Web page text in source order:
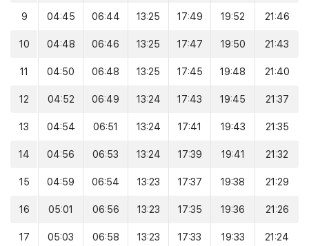
9 04:45 06:44 13:25 17:49 19:52 21:46
10 04:48 06:46 13:25 17:47 19:50 21:43
11 04:50 06:48 13:25 17:45 19:48 21:40
12 04:52 06:49 13:24 17:43 19:45 21:37
13 04:54 06:51 13:24 17:41 19:43 21:35
14 04:56 06:53 13:24 17:39 19:41 21:32
15 04:59 06:54 13:23 17:37 19:38 21:29
16 05:01 06:56 13:23 17:35 19:36 21:26
17 05:03 06:58 13:23 17:33 19:33 21:24